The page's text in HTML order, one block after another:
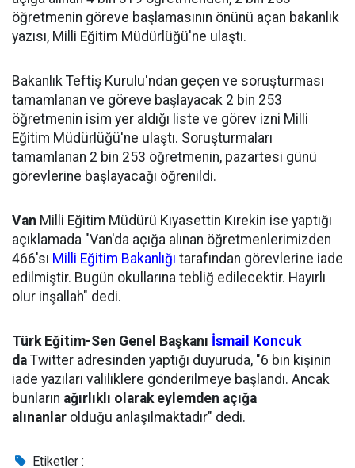
öğretmenin göreve başlamasının önünü açan bakanlık
yazısı, Milli Eğitim Müdürlüğü'ne ulaştı.
Bakanlık Teftiş Kurulu'ndan geçen ve soruşturması
tamamlanan ve göreve başlayacak 2 bin 253
öğretmenin isim yer aldığı liste ve görev izni Milli
Eğitim Müdürlüğü'ne ulaştı. Soruşturmaları
tamamlanan 2 bin 253 öğretmenin, pazartesi günü
görevlerine başlayacağı öğrenildi.
Van Milli Eğitim Müdürü Kıyasettin Kırekin ise yaptığı
açıklamada "Van'da açığa alınan öğretmenlerimizden
466'sı Milli Eğitim Bakanlığı tarafından görevlerine iade
edilmiştir. Bugün okullarına tebliğ edilecektir. Hayırlı
olur inşallah" dedi.
Türk Eğitim-Sen Genel Başkanı İsmail Koncuk
da Twitter adresinden yaptığı duyuruda, "6 bin kişinin
iade yazıları valiliklere gönderilmeye başlandı. Ancak
bunların ağırlıklı olarak eylemden açığa
alınanlar olduğu anlaşılmaktadır" dedi.
Etiketler :